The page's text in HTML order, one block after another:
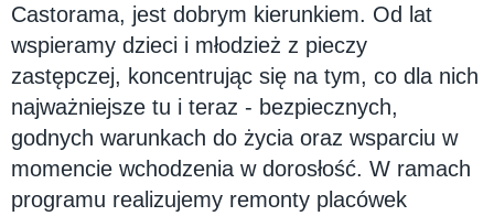
Castorama, jest dobrym kierunkiem. Od lat
wspieramy dzieci i młodzież z pieczy
zastępczej, koncentrując się na tym, co dla nich
najważniejsze tu i teraz - bezpiecznych,
godnych warunkach do życia oraz wsparciu w
momencie wchodzenia w dorosłość. W ramach
programu realizujemy remonty placówek